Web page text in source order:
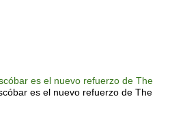
es el nuevo refuerzo de The
es el nuevo refuerzo de The